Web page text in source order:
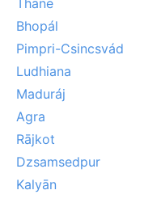
Bhopál
Pimpri-Csincsvád
Ludhiana
Maduráj
Agra
Rājkot
Dzsamsedpur
Kalyān